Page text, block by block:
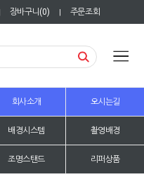
장바구니(0) | 주문조회
회사소개 오시는길
배경시스템 촬영배경
조명스탠드 리퍼상품